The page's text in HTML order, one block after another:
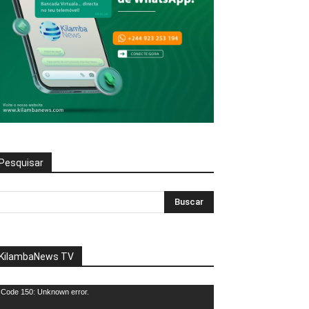
TV
Code 150: Unknown error.